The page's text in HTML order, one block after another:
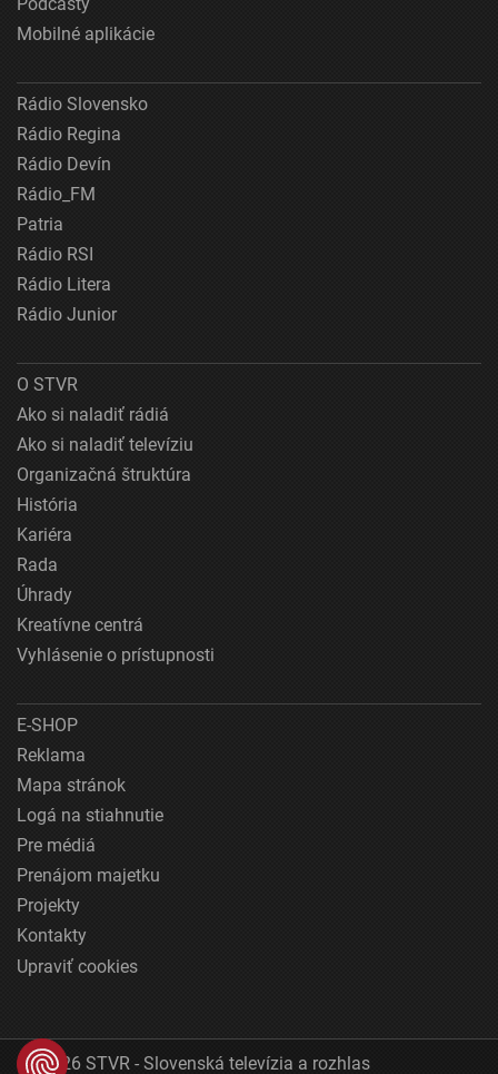
Mobilné aplikácie
Rádio Slovensko
Rádio Regina
Rádio Devín
Rádio_FM
Patria
Rádio RSI
Rádio Litera
Rádio Junior
O STVR
Ako si naladiť rádiá
Ako si naladiť televíziu
Organizačná štruktúra
História
Kariéra
Rada
Úhrady
Kreatívne centrá
Vyhlásenie o prístupnosti
E-SHOP
Reklama
Mapa stránok
Logá na stiahnutie
Pre médiá
Prenájom majetku
Projekty
Kontakty
Upraviť cookies
© 2026 STVR - Slovenská televízia a rozhlas